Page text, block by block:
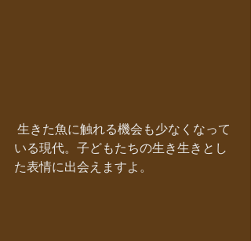
いる現代。子どもたちの生き生きとし
た表情に出会えますよ。